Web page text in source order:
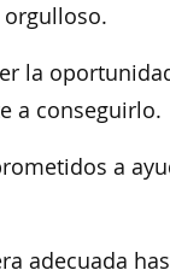
la
a conseguirlo.
a
adecuada